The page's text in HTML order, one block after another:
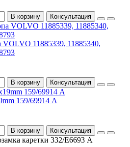
В корзину Консультация
11885339, 11885340,
В корзину Консультация
159/69914 А
В корзину Консультация
каретки 332/E6693 А